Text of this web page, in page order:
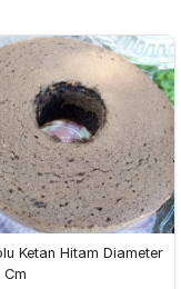
Ketan Hitam Diameter
Cm